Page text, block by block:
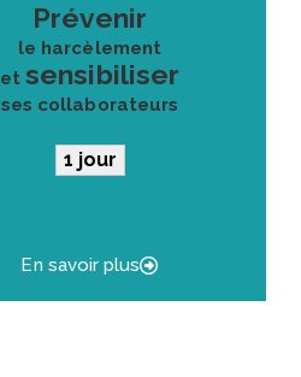
Prévenir
le harcèlement
etsensibiliser
ses collaborateurs
1 jour
En savoir plus